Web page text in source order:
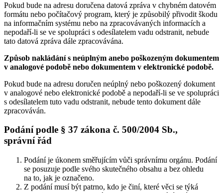
Pokud bude na adresu doručena datová zpráva v chybném datovém
formátu nebo počítačový program, který je způsobilý přivodit škodu
na informačním systému nebo na zpracovávaných informacích a
nepodaří-li se ve spolupráci s odesílatelem vadu odstranit, nebude
tato datová zpráva dále zpracovávána.
Způsob nakládání s neúplným anebo poškozeným dokumentem
v analogové podobě nebo dokumentem v elektronické podobě.
Pokud bude na adresu doručen neúplný nebo poškozený dokument
v analogové nebo elektronické podobě a nepodaří-li se ve spolupráci
s odesílatelem tuto vadu odstranit, nebude tento dokument dále
zpracováván.
Podání podle § 37 zákona č. 500/2004 Sb.,
správní řád
Podání je úkonem směřujícím vůči správnímu orgánu. Podání
se posuzuje podle svého skutečného obsahu a bez ohledu
na to, jak je označeno.
Z podání musí být patrno, kdo je činí, které věci se týká